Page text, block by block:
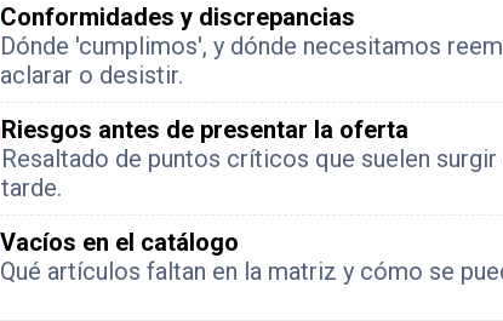
Conformidades y discrepancias
Dónde 'cumplimos', y dónde necesitamos
aclarar o desistir.
Riesgos antes de presentar la oferta
Resaltado de puntos críticos que suelen
tarde.
Vacíos en el catálogo
Qué artículos faltan en la matriz y cómo se